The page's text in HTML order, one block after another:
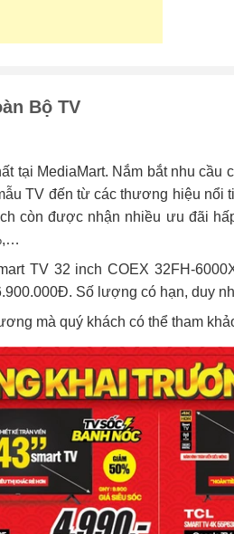
Bộ TV
tại MediaMart. Nắm bắt nhu cầu
TV đến từ các thương hiệu nổi
còn được nhận nhiều ưu đãi
TV 32 inch COEX 32FH-
Số lượng có hạn, duy
mà quý khách có thể tham